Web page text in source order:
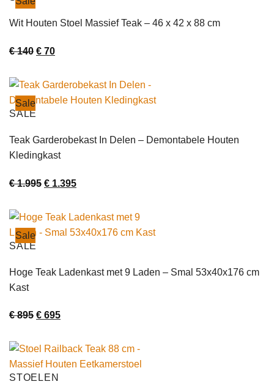
Wit Houten Stoel Massief Teak – 46 x 42 x 88 cm
€140 Oorspronkelijke
was:
€ 140.
€ 70Huidige
is:
€ 70.
Sale
SALE
Teak Garderobekast In Delen – Demontabele Houten
Kledingkast
€1.995 Oorspronkelijke
was:
€ 1.995.
€ 1.395Huidige
is:
€ 1.395.
Sale
SALE
Hoge Teak Ladenkast met 9 Laden – Smal 53x40x176 cm
Kast
€895 Oorspronkelijke
was:
€ 895.
€ 695Huidige
is:
€ 695.
STOELEN